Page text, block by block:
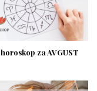
za AVGUST